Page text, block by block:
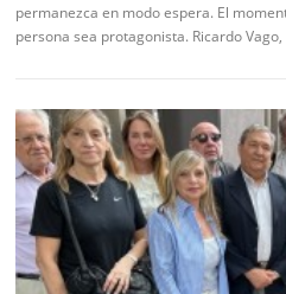
permanezca en modo espera. El
persona sea protagonista. Ricardo